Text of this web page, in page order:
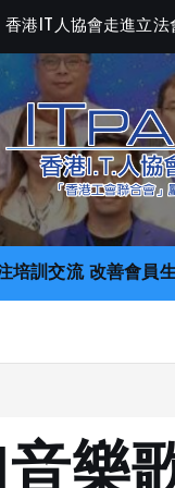
香港 人協會走進立法
培訓交流 改善會員
樂